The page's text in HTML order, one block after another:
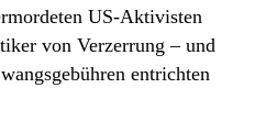
US-Aktivisten
von Verzerrung – und
entrichten